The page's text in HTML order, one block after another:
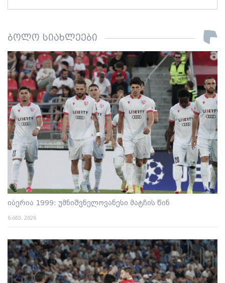
ბოლო სიახლეები
იბერია 1999: უმნიშვნელოვანესი მატჩის წინ
6 აგვ. 2026